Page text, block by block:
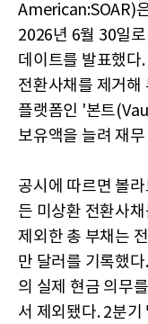
American:SOAR)
2026년 6월 30일
데이트를 발표했다
전환사채를 제거해
플랫폼인 '본트
보유액을 늘려 재
공시에 따르면 볼
든 미상환 전환사
제외한 총 부채는
만 달러를 기록했
의 실제 현금 의무
서 제외됐다. 2분기